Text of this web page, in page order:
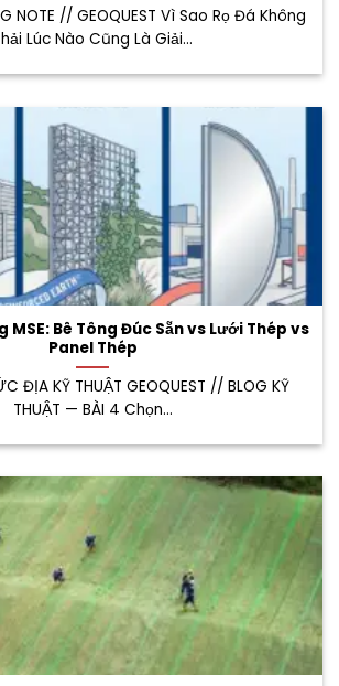
NOTE // GEOQUEST Vì Sao Rọ Đá Không
Lúc Nào Cũng Là Giải...
MSE: Bê Tông Đúc Sẵn vs Lưới Thép vs
Panel Thép
ĐỊA KỸ THUẬT GEOQUEST // BLOG KỸ
THUẬT — BÀI 4 Chọn...